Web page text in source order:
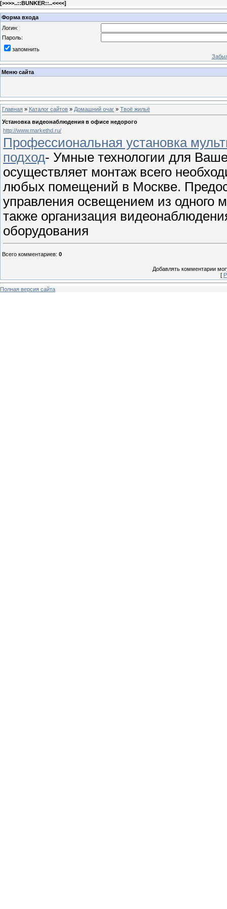
[>>>>..::BUNKER::..<<<<]
Форма входа
Логин:
Пароль:
запомнить
Меню сайта
Главная » Каталог сайтов » Домашний очаг » Твоё жильё
Установка видеонаблюдения в офисе недорого
http://www.markethd.ru/
Профессиональная установка
подход- Умные технологии для
осуществляет монтаж всего
любых помещений в Москве.
управления освещением из одного
также организация
оборудования
Всего комментариев: 0
Добавлять комментарии
[
Полная версия сайта